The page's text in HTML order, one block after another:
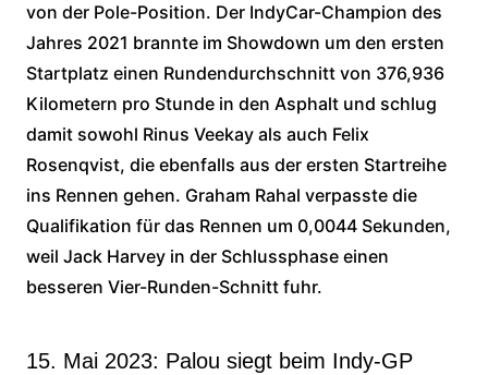
von der Pole-Position. Der IndyCar-Champion des
Jahres 2021 brannte im Showdown um den ersten
Startplatz einen Rundendurchschnitt von 376,936
Kilometern pro Stunde in den Asphalt und schlug
damit sowohl Rinus Veekay als auch Felix
Rosenqvist, die ebenfalls aus der ersten Startreihe
ins Rennen gehen. Graham Rahal verpasste die
Qualifikation für das Rennen um 0,0044 Sekunden,
weil Jack Harvey in der Schlussphase einen
besseren Vier-Runden-Schnitt fuhr.
15. Mai 2023: Palou siegt beim Indy-GP